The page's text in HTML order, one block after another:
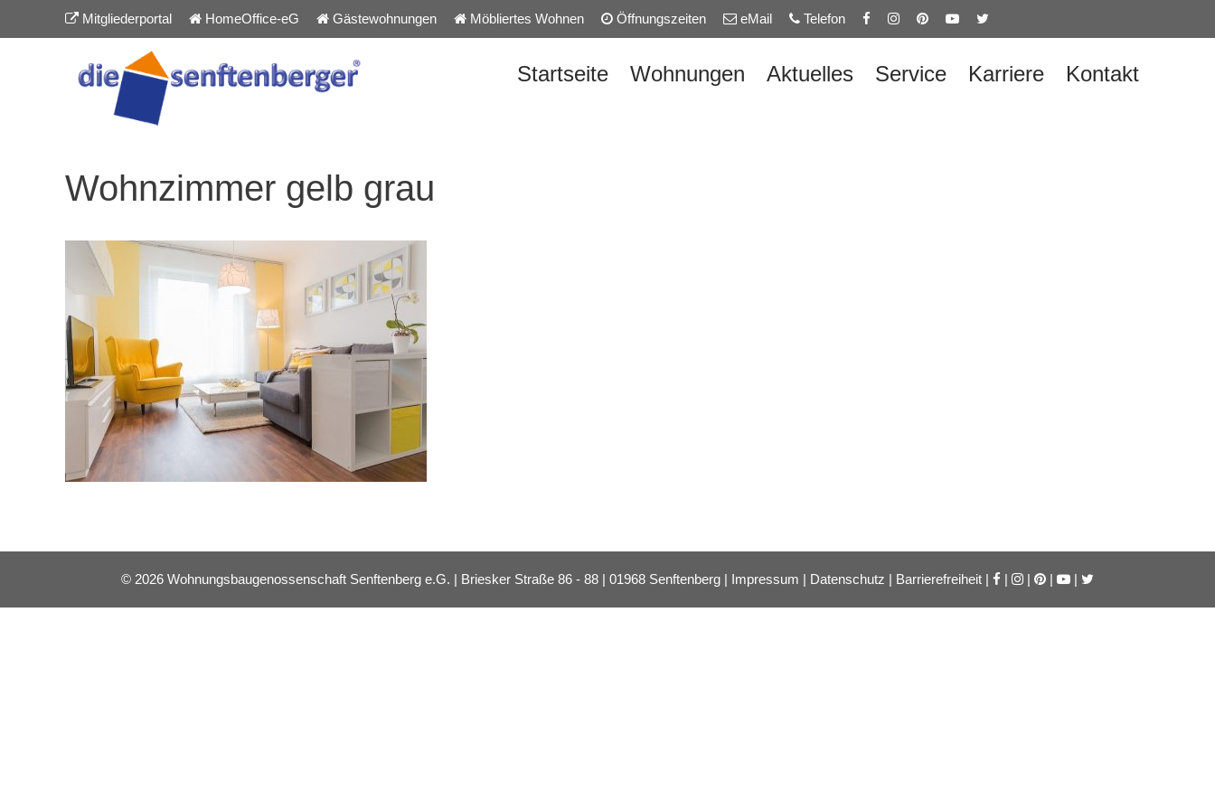
Mitgliederportal HomeOffice-eG Gästewohnungen Möbliertes Wohnen Öffnungszeiten eMail Telefon
Startseite Wohnungen Aktuelles Service Karriere Kontakt
Wohnzimmer gelb grau
© 2026 Wohnungsbaugenossenschaft Senftenberg e.G. | Briesker Straße 86 - 88 | 01968 Senftenberg | Impressum | Datenschutz | Barrierefreiheit | | | | |